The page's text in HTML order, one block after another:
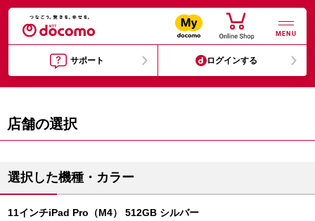
MENU
サポート ログインする
店舗の選択
選択した機種・カラー
11インチiPad Pro（M4） 512GB シルバー